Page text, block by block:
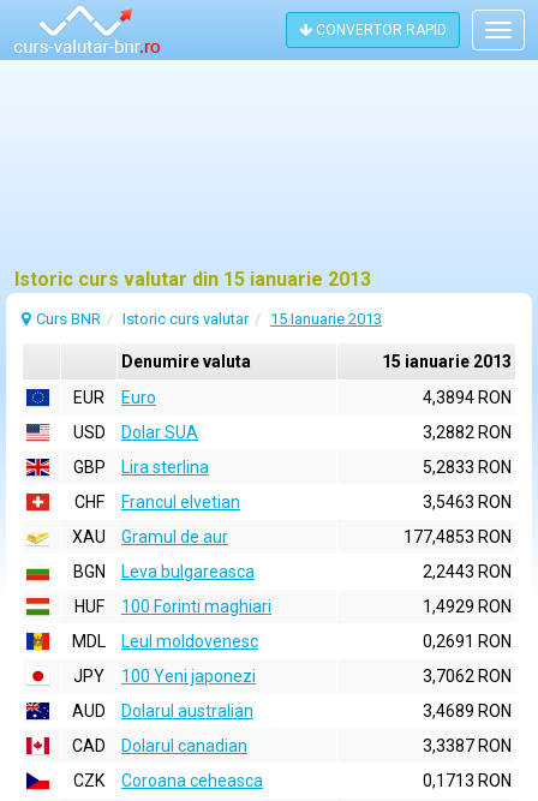
CONVERTOR RAPID
Istoric curs valutar din 15 ianuarie 2013
Curs BNR Istoric curs valutar 15 Ianuarie 2013
Denumire valuta
15 ianuarie 2013
EUR
Euro
4,3894 RON
USD
Dolar SUA
3,2882 RON
GBP
Lira sterlina
5,2833 RON
CHF
Francul elvetian
3,5463 RON
XAU
Gramul de aur
177,4853 RON
BGN
Leva bulgareasca
2,2443 RON
HUF
100 Forinti maghiari
1,4929 RON
MDL
Leul moldovenesc
0,2691 RON
JPY
100 Yeni japonezi
3,7062 RON
AUD
Dolarul australian
3,4689 RON
CAD
Dolarul canadian
3,3387 RON
CZK
Coroana ceheasca
0,1713 RON